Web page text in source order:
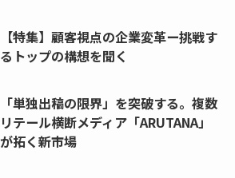
【特集】顧客視点の企業変革ー挑戦す
るトップの構想を聞く
「単独出稿の限界」を突破する。複数
リテール横断メディア「ARUTANA」
が拓く新市場